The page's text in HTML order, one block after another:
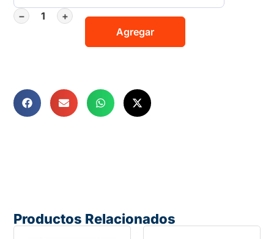
−
+
Agregar
Productos Relacionados